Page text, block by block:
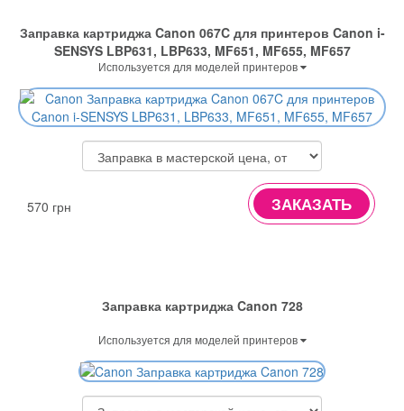
Заправка картриджа Canon 067C для принтеров Canon i-
SENSYS LBP631, LBP633, MF651, MF655, MF657
Используется для моделей принтеров
570 грн ЗАКАЗАТЬ
Заправка картриджа Canon 728
Используется для моделей принтеров